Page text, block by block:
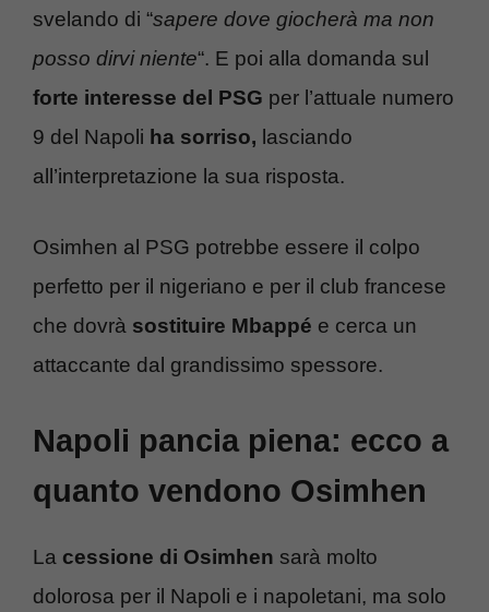
svelando di “sapere dove giocherà ma non
posso dirvi niente“. E poi alla domanda sul
forte interesse del PSG per l’attuale numero
9 del Napoli ha sorriso, lasciando
all’interpretazione la sua risposta.
Osimhen al PSG potrebbe essere il colpo
perfetto per il nigeriano e per il club francese
che dovrà sostituire Mbappé e cerca un
attaccante dal grandissimo spessore.
Napoli pancia piena: ecco a
quanto vendono Osimhen
La cessione di Osimhen sarà molto
dolorosa per il Napoli e i napoletani, ma solo